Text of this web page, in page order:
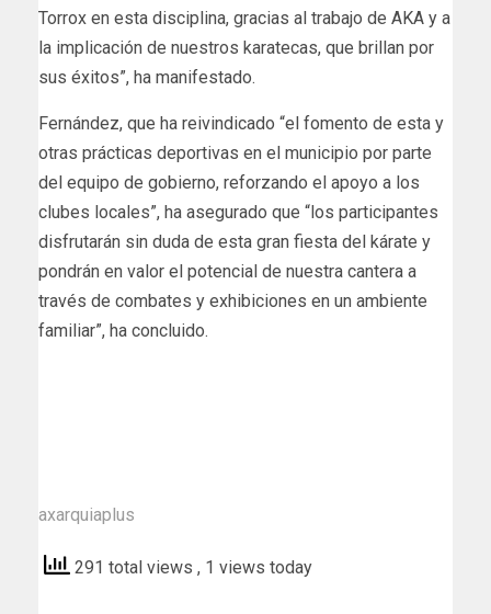
Torrox en esta disciplina, gracias al trabajo de AKA y a
la implicación de nuestros karatecas, que brillan por
sus éxitos”, ha manifestado.
Fernández, que ha reivindicado “el fomento de esta y
otras prácticas deportivas en el municipio por parte
del equipo de gobierno, reforzando el apoyo a los
clubes locales”, ha asegurado que “los participantes
disfrutarán sin duda de esta gran fiesta del kárate y
pondrán en valor el potencial de nuestra cantera a
través de combates y exhibiciones en un ambiente
familiar”, ha concluido.
axarquiaplus
291 total views , 1 views today